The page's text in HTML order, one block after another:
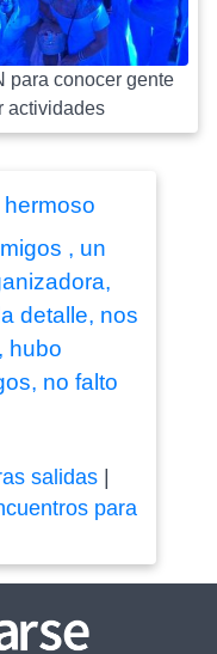
para conocer gente
actividades
, un
detalle, nos
hubo
no falto
salidas|
para